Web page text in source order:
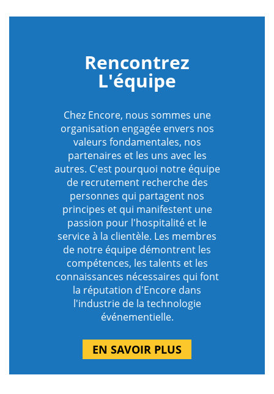
Rencontrez
L'équipe
Chez Encore, nous sommes une
organisation engagée envers nos
valeurs fondamentales, nos
partenaires et les uns avec les
autres. C'est pourquoi notre équipe
de recrutement recherche des
personnes qui partagent nos
principes et qui manifestent une
passion pour l'hospitalité et le
service à la clientèle. Les membres
de notre équipe démontrent les
compétences, les talents et les
connaissances nécessaires qui font
la réputation d'Encore dans
l'industrie de la technologie
événementielle.
EN SAVOIR PLUS